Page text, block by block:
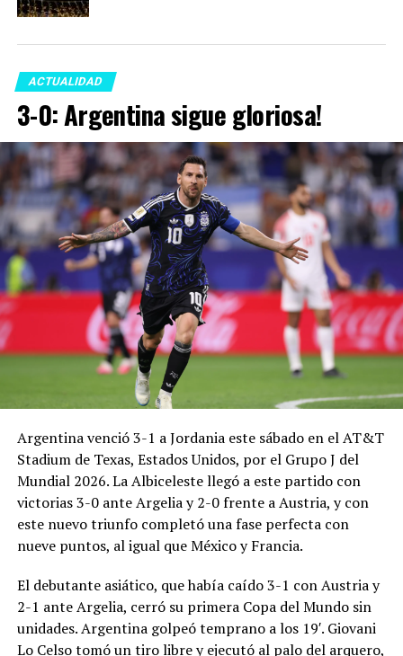
ACTUALIDAD
3-0: Argentina sigue gloriosa!
Argentina venció 3-1 a Jordania este sábado en el AT&T
Stadium de Texas, Estados Unidos, por el Grupo J del
Mundial 2026. La Albiceleste llegó a este partido con
victorias 3-0 ante Argelia y 2-0 frente a Austria, y con
este nuevo triunfo completó una fase perfecta con
nueve puntos, al igual que México y Francia.
El debutante asiático, que había caído 3-1 con Austria y
2-1 ante Argelia, cerró su primera Copa del Mundo sin
unidades. Argentina golpeó temprano a los 19′. Giovani
Lo Celso tomó un tiro libre y ejecutó al palo del arquero,